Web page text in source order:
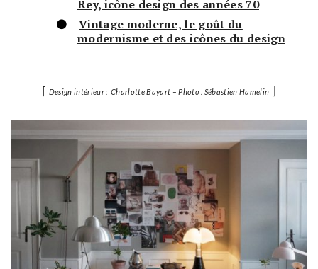
Rey, icône design des années 70
Vintage moderne, le goût du
modernisme et des icônes du design
⌈ Design intérieur : Charlotte Bayart – Photo : Sébastien Hamelin ⌋